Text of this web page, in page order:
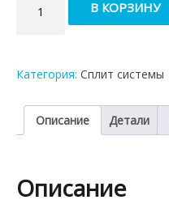
товара
Кондиционер
CS-
1C172/Black
В КОРЗИНУ
Категория: Сплит системы
Описание Детали
Описание